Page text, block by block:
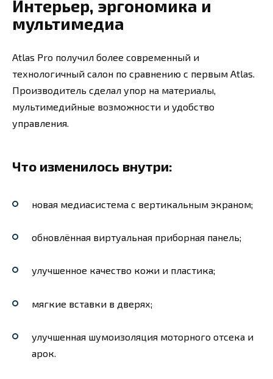
Интерьер, эргономика и
мультимедиа
Atlas Pro получил более современный и
технологичный салон по сравнению с первым Atlas.
Производитель сделал упор на материалы,
мультимедийные возможности и удобство
управления.
Что изменилось внутри:
новая медиасистема с вертикальным экраном;
обновлённая виртуальная приборная панель;
улучшенное качество кожи и пластика;
мягкие вставки в дверях;
улучшенная шумоизоляция моторного отсека и
арок.